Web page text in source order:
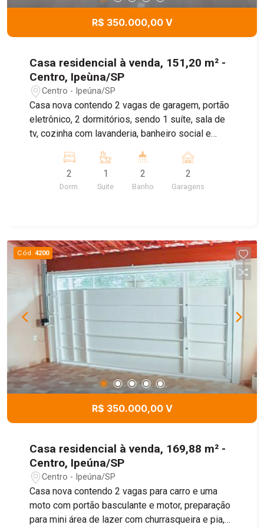
R$ 350.000,00 V
Casa residencial à venda, 151,20 m² -
Centro, Ipeùna/SP
Centro - Ipeúna/SP
Casa nova contendo 2 vagas de garagem, portão
eletrônico, 2 dormitórios, sendo 1 suíte, sala de
tv, cozinha com lavanderia, banheiro social e
2
Dorm.
1
Suite
2
Banho
2
Garagens
Cód. 4200
R$ 350.000,00 V
Casa residencial à venda, 169,88 m² -
Centro, Ipeúna/SP
Centro - Ipeúna/SP
Casa nova contendo 2 vagas para carro e uma
moto com portão basculante e motor, preparação
para mini área de lazer com churrasqueira e pia,